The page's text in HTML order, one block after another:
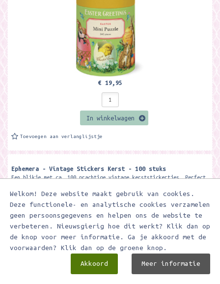
Welkom! Deze website maakt gebruik van cookies.
Deze functionele- en analytische cookies verzamelen
geen persoonsgegevens en helpen ons de website te
verbeteren. Nieuwsgierig hoe dit werkt? Klik dan op
de knop voor meer informatie. Ga je akkoord met de
voorwaarden? Klik dan op de groene knop.
Akkoord Meer informatie
€ 19,95
In winkelwagen
Toevoegen aan verlanglijstje
Ephemera - Vintage Stickers Kerst - 100 stuks
Een blikje met ca. 100 prachtige vintage kerststickertjes. Perfect
het gebruik...